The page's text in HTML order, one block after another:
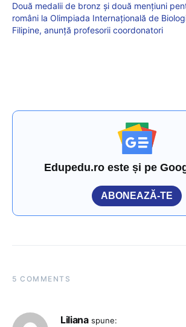
Două medalii de bronz și două mențiuni
români la Olimpiada Internațională de
Filipine, anunță profesorii coordonatori
Edupedu.ro este și pe
ABONEAZĂ-TE
5 COMMENTS
Liliana spune: